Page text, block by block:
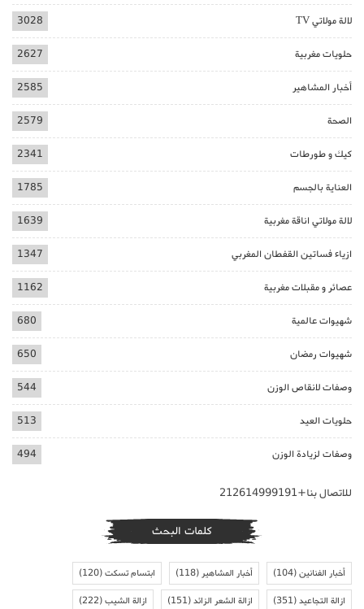
لالة مولاتي TV 3028
حلويات مغربية 2627
أخبار المشاهير 2585
الصحة 2579
كيك و طورطات 2341
العناية بالجسم 1785
لالة مولاتي اناقة مغربية 1639
ازياء فساتين القفطان المغربي 1347
عصائر و مقبلات مغربية 1162
شهيوات عالمية 680
شهيوات رمضان 650
وصفات لانقاص الوزن 544
حلويات العيد 513
وصفات لزيادة الوزن 494
للاتصال بنا+212614999191
كلمات البحث
أخبار الفنانين(104) أخبار المشاهير(118) ابتسام تسكت(120)
ازالة التجاعيد(351) ازالة الشعر الزائد(151) ازالة الشيب(222)